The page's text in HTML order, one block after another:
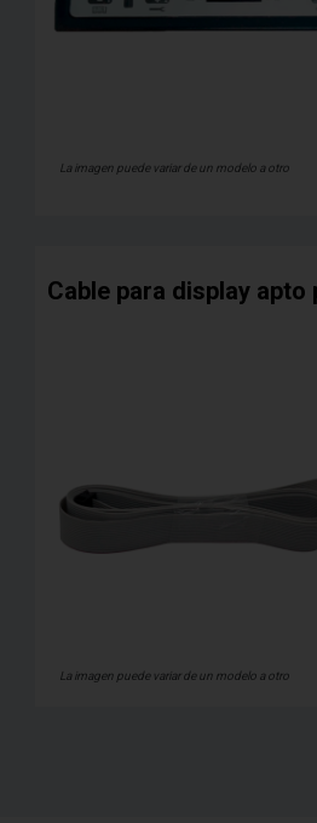
La imagen puede variar de un modelo a otro
Cable para display
La imagen puede variar de un modelo a otro